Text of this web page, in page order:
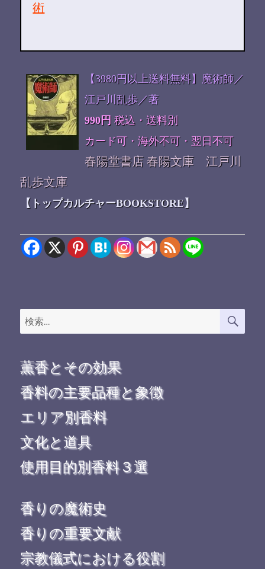
術
【3980円以上送料無料】魔術師／
江戸川乱歩／著
990円 税込・送料別
カード可・海外不可・翌日不可
春陽堂書店 春陽文庫 江戸川
乱歩文庫
【トップカルチャーBOOKSTORE】
検
索:
検
薫香とその効果
香料の主要品種と象徴
エリア別香料
文化と道具
使用目的別香料３選
香りの魔術史
香りの重要文献
宗教儀式における役割